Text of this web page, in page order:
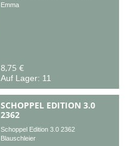
Emma
8,75 €
Auf Lager: 11
SCHOPPEL EDITION 3.0
2362
Schoppel Edition 3.0 2362
Blauschleier